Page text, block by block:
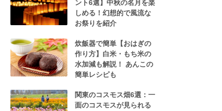
ント6選】中秋の名月を楽
しめる！幻想的で風流な
お祭りを紹介
炊飯器で簡単【おはぎの
作り方】白米・もち米の
水加減も解説！ あんこの
簡単レシピも
関東のコスモス畑6選：一
面のコスモスが見られる